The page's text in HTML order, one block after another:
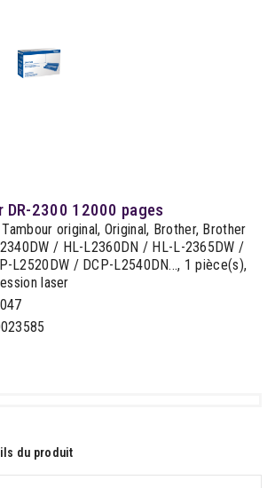
DR-2300 12000 pages
original, Original, Brother, Brother
/ HL-L2360DN / HL-L-2365DW /
L2520DW / DCP-L2540DN..., 1 pièce(s),
laser
du produit